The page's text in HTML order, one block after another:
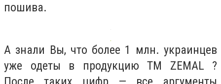
пошива.
А знали Вы, что более 1 млн. украинцев
уже одеты в продукцию TM ZEMAL ?